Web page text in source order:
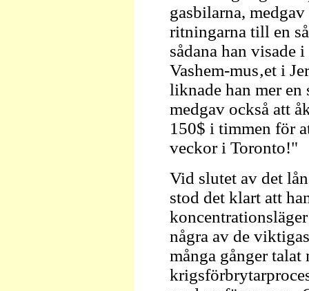
gasbilarna,
ritningarna till en
sådana han visade
Vashem-mus‚et i
liknade han mer en
medgav också att
150$ i timmen för
veckor i Toronto!"
Vid slutet av det
stod det klart att
några av de
många gånger talat